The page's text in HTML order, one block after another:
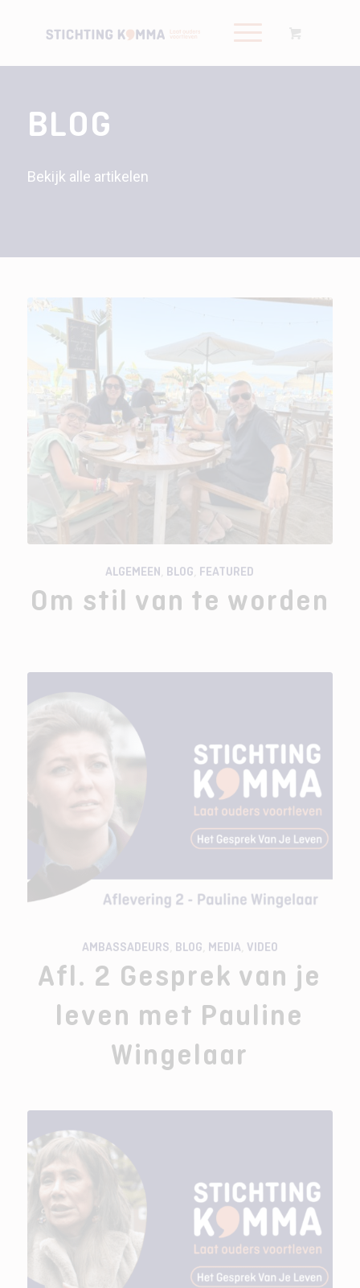
BLOG
Bekijk alle artikelen
ALGEMEEN BLOG FEATURED
Om stil van te worden
AMBASSADEURS BLOG MEDIA VIDEO
Afl. 2 Gesprek van je
leven met Pauline
Wingelaar